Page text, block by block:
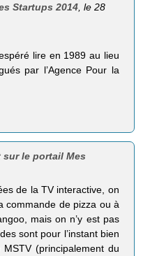
Startups 2014 , le 28
lire en 1989 au lieu
par l’Agence Pour la
sur le portail Mes
de la TV interactive, on
commande de pizza ou à
mais on n’y est pas
sont pour l’instant bien
(principalement du